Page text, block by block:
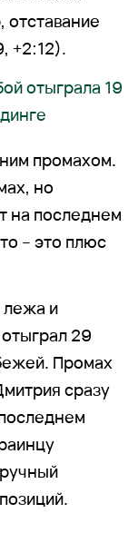
+2:12).
отыграла 19
промахом.
но
на последнем
– это плюс
лежа и
29
Промах
сразу